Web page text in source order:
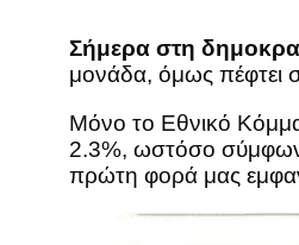
Σήμερα στη
μονάδα, όμως πέφτει
Μόνο το Εθνικό
2.3%, ωστόσο
πρώτη φορά μας